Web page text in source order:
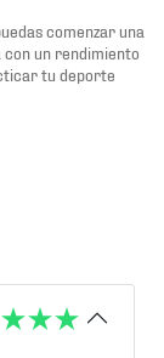
comenzar una
con un rendimiento
tu deporte